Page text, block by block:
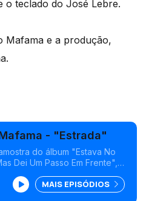
o teclado do José Lebre.
Mafama e a produção,
- "Estrada"
do álbum "Estava No
Dei Um Passo Em Frente",
do Sindicato dos Mineiros
e a rumba portuguesa
MAIS EPISÓDIOS